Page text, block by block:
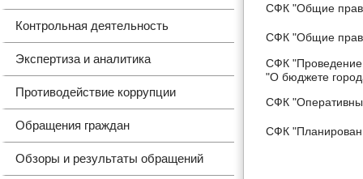
Контрольная деятельность
Экспертиза и аналитика
Противодействие коррупции
Обращения граждан
Обзоры и результаты обращений
СФК "Общие
СФК "Общие
СФК "Проведение
"О бюджете
СФК
СФК